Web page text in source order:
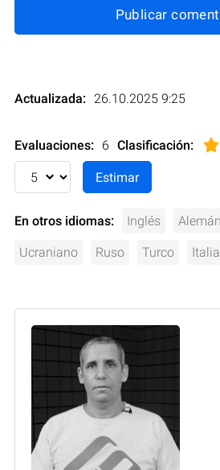
Publicar
Actualizada: 26.10.2025 9:25
Evaluaciones: 6 Clasificación:
En otros idiomas: Inglés Alemán
Ucraniano Ruso Turco